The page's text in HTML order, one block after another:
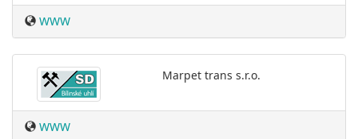
WWW
Marpet trans s.r.o.
WWW